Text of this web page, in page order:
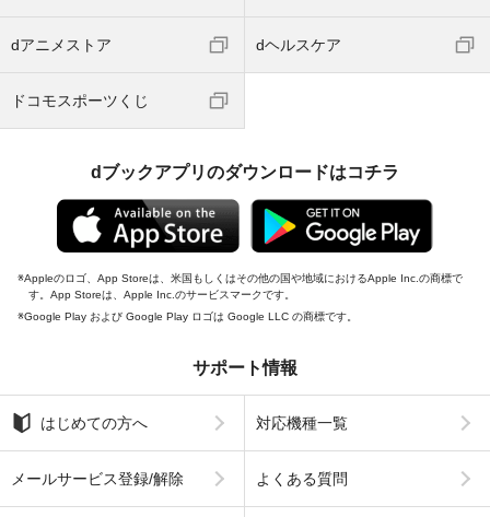
dアニメストア dヘルスケア
ドコモスポーツくじ
dブックアプリのダウンロードはコチラ
Appleのロゴ、App Storeは、米国もしくはその他の国や地域におけるApple Inc.の商標で
す。App Storeは、Apple Inc.のサービスマークです。
Google Play および Google Play ロゴは Google LLC の商標です。
サポート情報
はじめての方へ 対応機種一覧
メールサービス登録/解除 よくある質問